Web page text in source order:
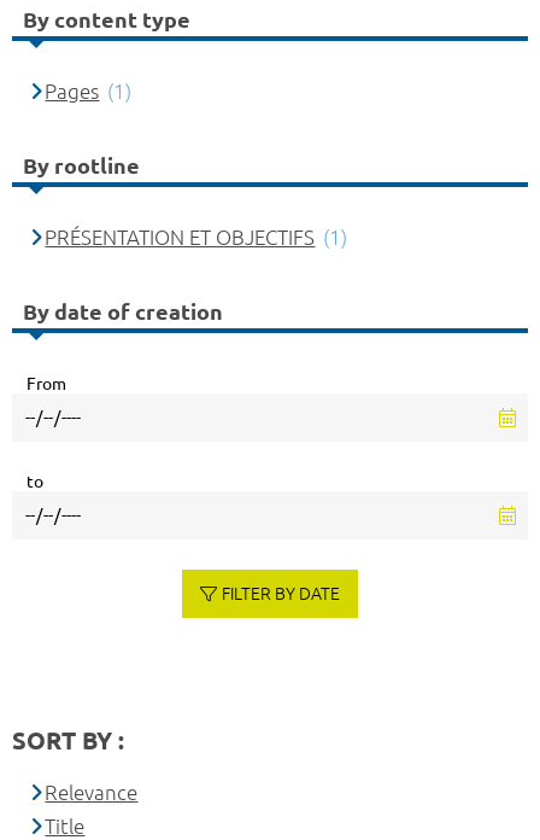
By content type
Pages (1)
By rootline
PRÉSENTATION ET OBJECTIFS (1)
By date of creation
From
to
FILTER BY DATE
SORT BY :
Relevance
Title